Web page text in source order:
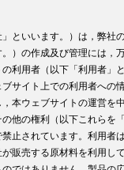
といいます。）は，弊社
）の作成及び管理には
利用者（以下「利用者」
サイト上での利用者へ
本ウェブサイトの運営を
他の権利（以下これら
止されています。利用者
販売する原材料を利用